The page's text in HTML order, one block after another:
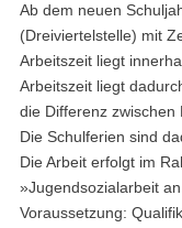
Ab dem neuen
(Dreiviertelstelle) mit
Arbeitszeit liegt
Arbeitszeit liegt
die Differenz
Die Schulferien sind
Die Arbeit erfolgt im
»Jugendsozialarbeit
Voraussetzung: